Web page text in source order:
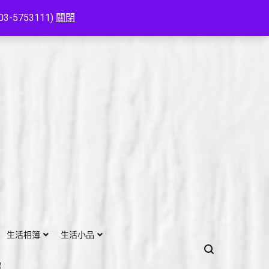
5753111) 關閉
生活相簿 生活小品